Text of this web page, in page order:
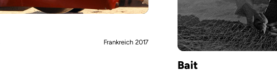
Frankreich 2017
Bait